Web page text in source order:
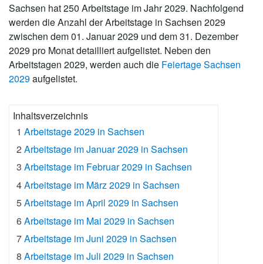
Sachsen hat 250 Arbeitstage im Jahr 2029. Nachfolgend
werden die Anzahl der Arbeitstage in Sachsen 2029
zwischen dem 01. Januar 2029 und dem 31. Dezember
2029 pro Monat detailliert aufgelistet. Neben den
Arbeitstagen 2029, werden auch die Feiertage Sachsen
2029aufgelistet.
Inhaltsverzeichnis
1 Arbeitstage 2029 in Sachsen
2 Arbeitstage im Januar 2029 in Sachsen
3 Arbeitstage im Februar 2029 in Sachsen
4Arbeitstage im März 2029 in Sachsen
5Arbeitstage im April 2029 in Sachsen
6Arbeitstage im Mai 2029 in Sachsen
7Arbeitstage im Juni 2029 in Sachsen
8 Arbeitstage im Juli 2029 in Sachsen